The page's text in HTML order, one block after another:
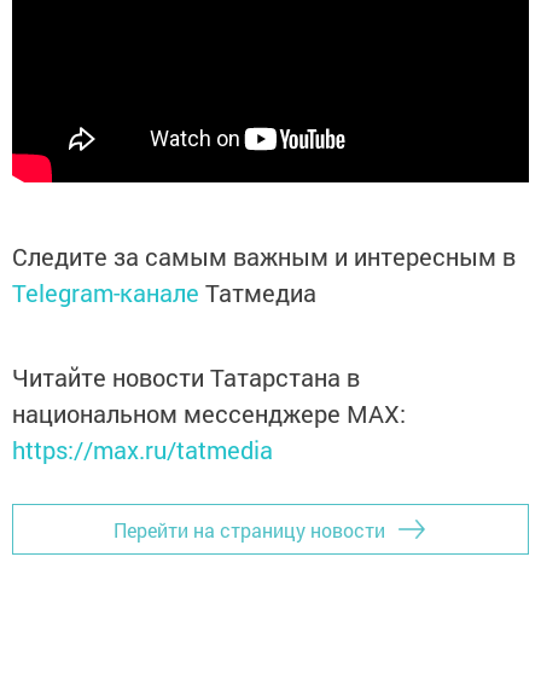
Следите за самым важным и интересным в
Telegram-канале Татмедиа
Читайте новости Татарстана в
национальном мессенджере MАХ:
https://max.ru/tatmedia
Перейти на страницу новости